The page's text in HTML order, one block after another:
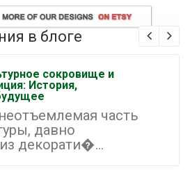
в блоге
сокровище и
История,
часть
давно
декорати�...